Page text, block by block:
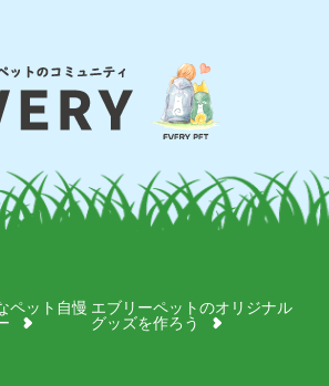
ペット自慢 エブリーペットのオリジナル
グッズを作ろう